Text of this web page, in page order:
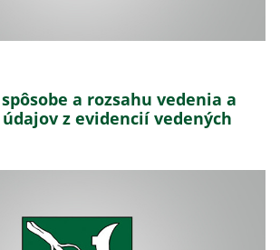
a rozsahu vedenia a
z evidencií vedených